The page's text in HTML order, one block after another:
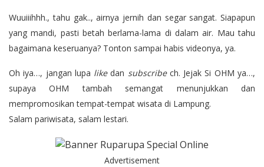
Wuuiiihhh., tahu gak.., airnya jernih dan segar sangat. Siapapun
yang mandi, pasti betah berlama-lama di dalam air. Mau tahu
bagaimana keseruanya? Tonton sampai habis videonya, ya.
Oh iya…, jangan lupa likedan subscribech. Jejak Si OHM ya…,
supaya OHM tambah semangat menunjukkan dan
mempromosikan tempat-tempat wisata di Lampung.
Salam pariwisata, salam lestari.
Advertisement